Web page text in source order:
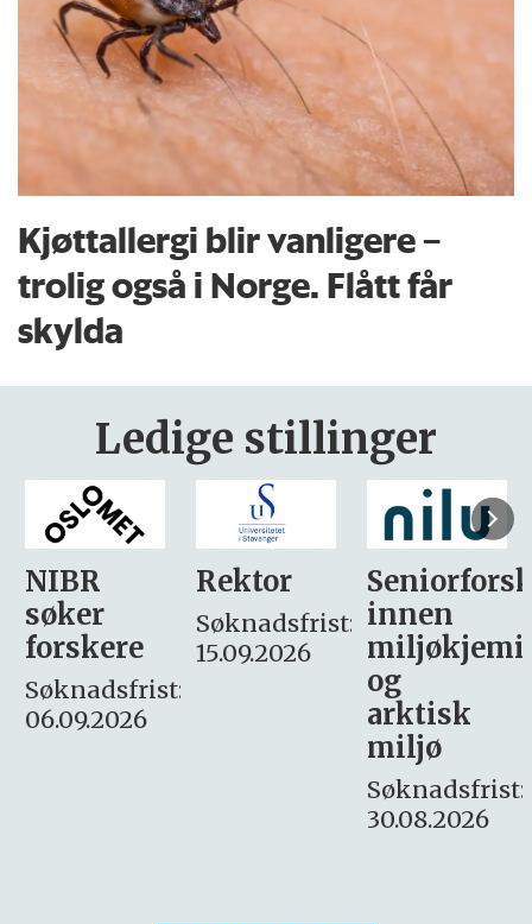
Kjøttallergi blir vanligere –
trolig også i Norge. Flått får
skylda
Ledige stillinger
Rektor
Søknadsfrist:
15.09.2026
Seniorforsker
innen
miljøkjemi
søker
– fast
Søknadsfrist:
16. august.